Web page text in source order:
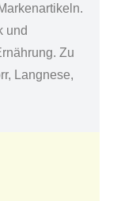
und
Zu
Langnese,